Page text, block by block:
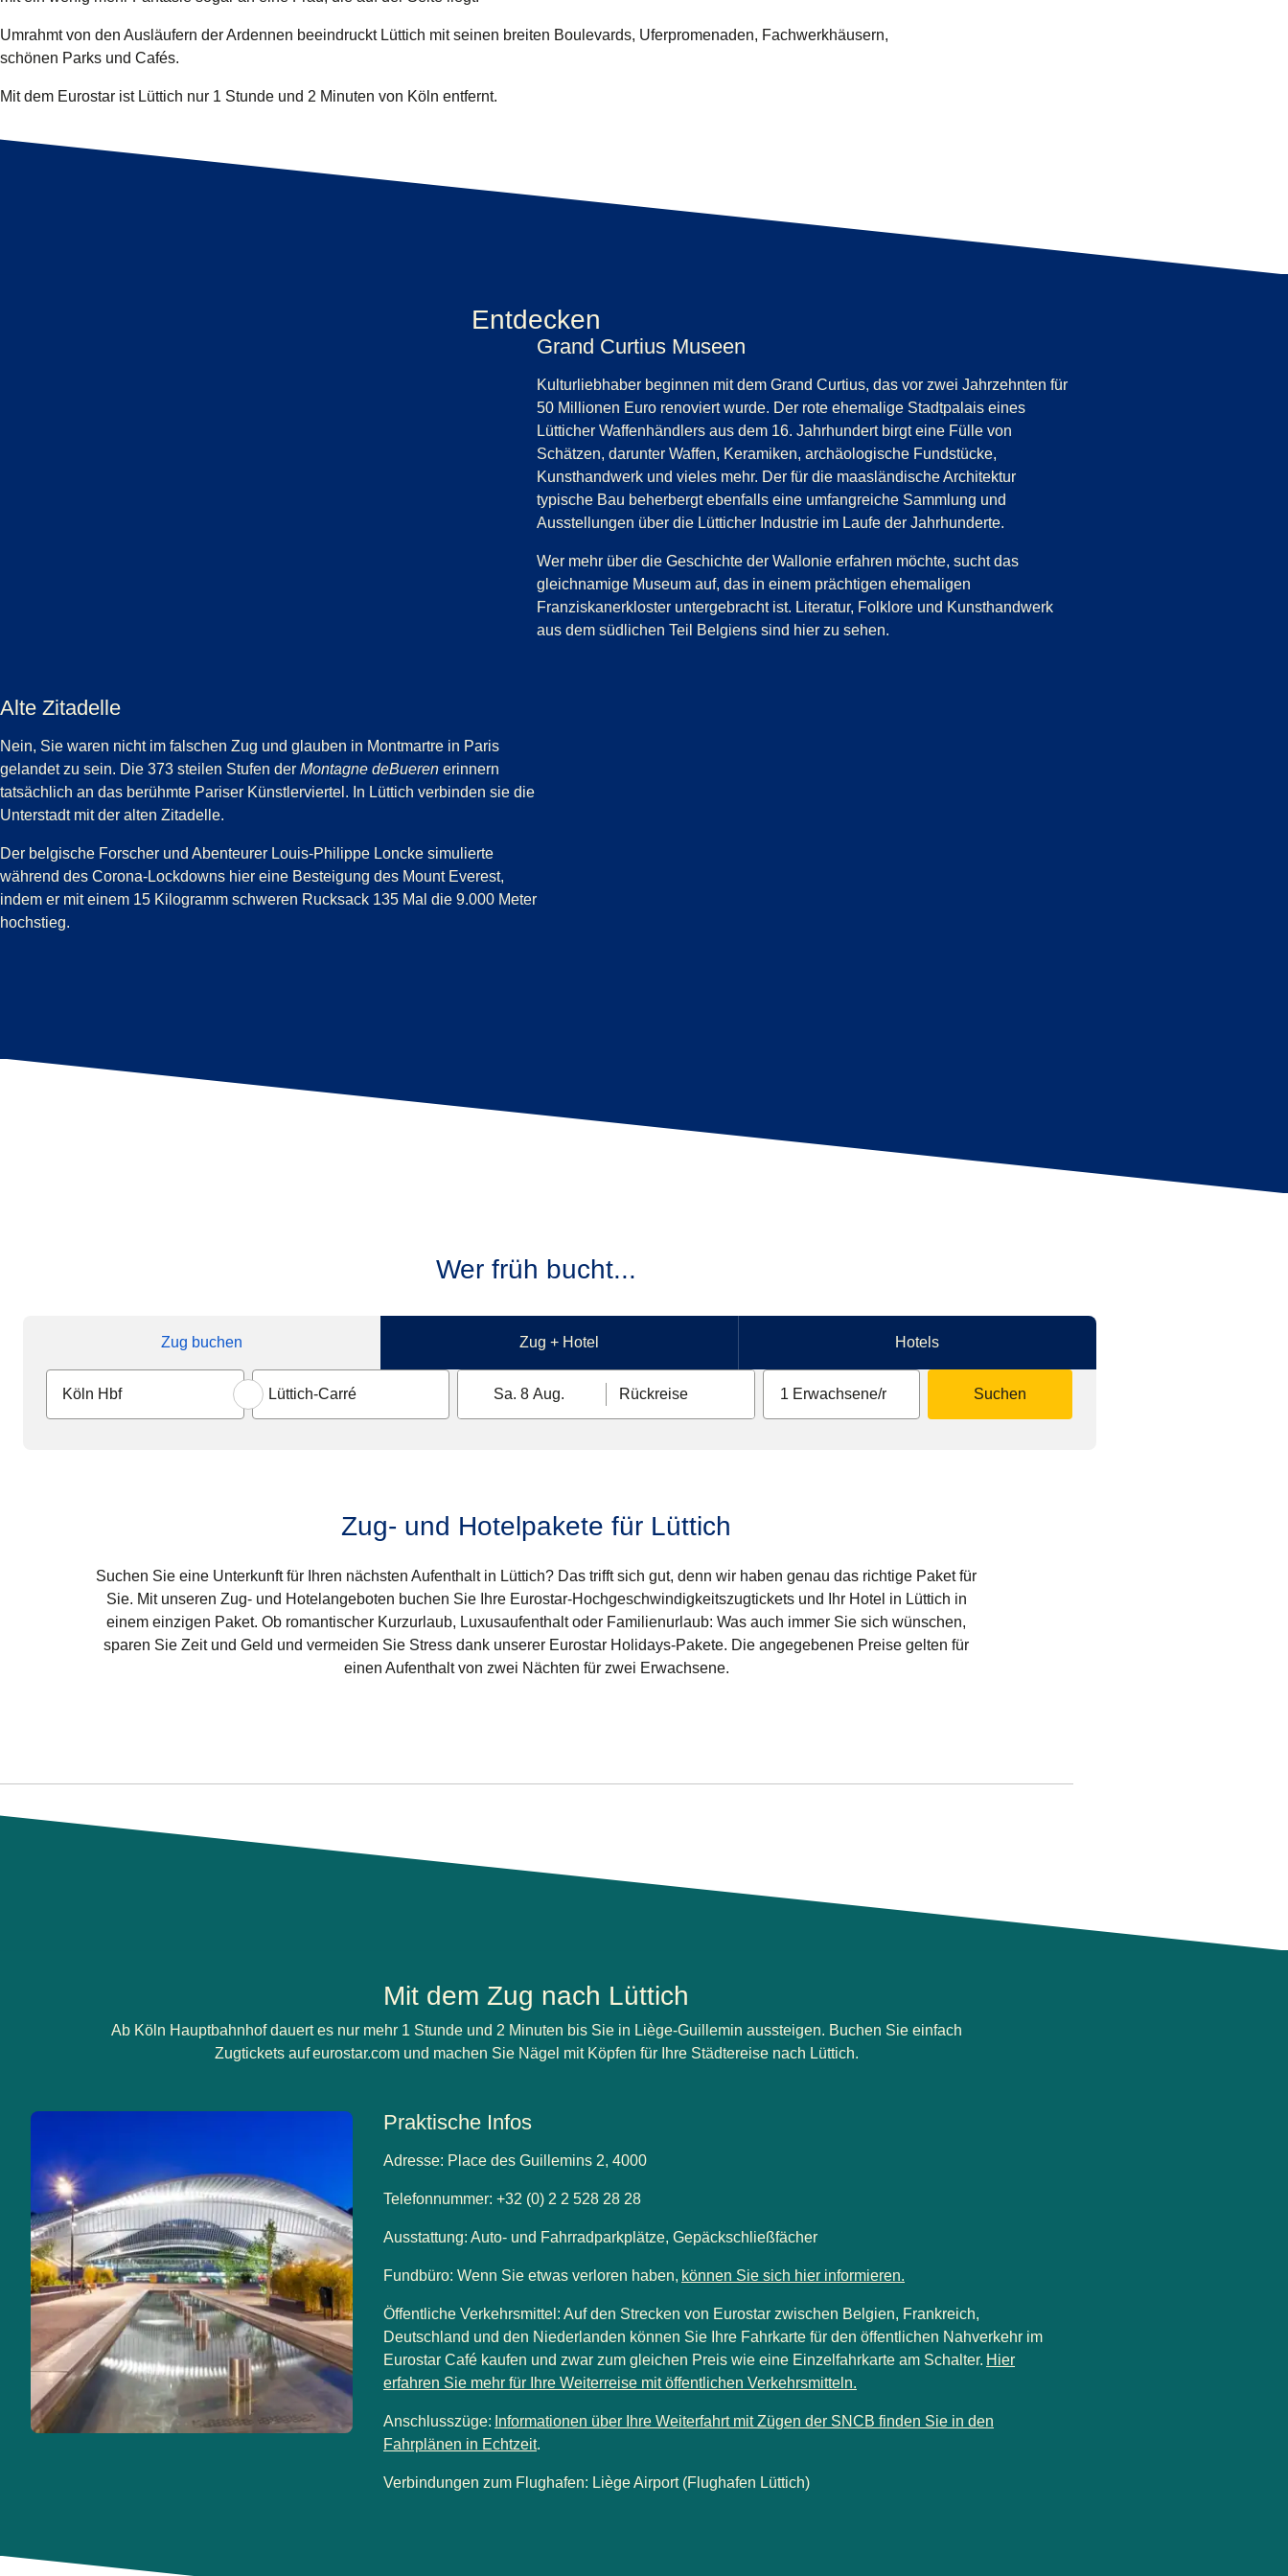
Umrahmt von den Ausläufern der Ardennen beeindruckt Lüttich mit seinen breiten Boulevards, Uferpromenaden, Fachwerkhäusern,
schönen Parks und Cafés.
Mit dem Eurostar ist Lüttich nur 1 Stunde und 2 Minuten von Köln entfernt.
Entdecken
Grand Curtius Museen
Kulturliebhaber beginnen mit dem Grand Curtius, das vor zwei Jahrzehnten für
50 Millionen Euro renoviert wurde. Der rote ehemalige Stadtpalais eines
Lütticher Waffenhändlers aus dem 16. Jahrhundert birgt eine Fülle von
Schätzen, darunter Waffen, Keramiken, archäologische Fundstücke,
Kunsthandwerk und vieles mehr. Der für die maasländische Architektur
typische Bau beherbergt ebenfalls eine umfangreiche Sammlung und
Ausstellungen über die Lütticher Industrie im Laufe der Jahrhunderte.
Wer mehr über die Geschichte der Wallonie erfahren möchte, sucht das
gleichnamige Museum auf, das in einem prächtigen ehemaligen
Franziskanerkloster untergebracht ist. Literatur, Folklore und Kunsthandwerk
aus dem südlichen Teil Belgiens sind hier zu sehen.
Alte Zitadelle
Nein, Sie waren nicht im falschen Zug und glauben in Montmartre in Paris
gelandet zu sein. Die 373 steilen Stufen der Montagne deBueren erinnern
tatsächlich an das berühmte Pariser Künstlerviertel. In Lüttich verbinden sie die
Unterstadt mit der alten Zitadelle.
Der belgische Forscher und Abenteurer Louis-Philippe Loncke simulierte
während des Corona-Lockdowns hier eine Besteigung des Mount Everest,
indem er mit einem 15 Kilogramm schweren Rucksack 135 Mal die 9.000 Meter
hochstieg.
Wer früh bucht...
Zug buchen Zug + Hotel Hotels
Sa. 8 Aug. Rückreise 1 Erwachsene/r Suchen
Zug- und Hotelpakete für Lüttich
Suchen Sie eine Unterkunft für Ihren nächsten Aufenthalt in Lüttich? Das trifft sich gut, denn wir haben genau das richtige Paket für
Sie. Mit unseren Zug- und Hotelangeboten buchen Sie Ihre Eurostar-Hochgeschwindigkeitszugtickets und Ihr Hotel in Lüttich in
einem einzigen Paket. Ob romantischer Kurzurlaub, Luxusaufenthalt oder Familienurlaub: Was auch immer Sie sich wünschen,
sparen Sie Zeit und Geld und vermeiden Sie Stress dank unserer Eurostar Holidays-Pakete. Die angegebenen Preise gelten für
einen Aufenthalt von zwei Nächten für zwei Erwachsene.
Mit dem Zug nach Lüttich
Ab Köln Hauptbahnhof dauert es nur mehr 1 Stunde und 2 Minuten bis Sie in Liège-Guillemin aussteigen. Buchen Sie einfach
Zugtickets auf eurostar.com und machen Sie Nägel mit Köpfen für Ihre Städtereise nach Lüttich.
Praktische Infos
Adresse: Place des Guillemins 2, 4000
Telefonnummer: +32 (0) 2 2 528 28 28
Ausstattung: Auto- und Fahrradparkplätze, Gepäckschließfächer
Fundbüro: Wenn Sie etwas verloren haben, können Sie sich hier informieren.
Öffentliche Verkehrsmittel : Auf den Strecken von Eurostar zwischen Belgien, Frankreich,
Deutschland und den Niederlanden können Sie Ihre Fahrkarte für den öffentlichen Nahverkehr im
Eurostar Café kaufen und zwar zum gleichen Preis wie eine Einzelfahrkarte am Schalter. Hier
erfahren Sie mehr für Ihre Weiterreise mit öffentlichen Verkehrsmitteln.
Anschlusszüge: Informationen über Ihre Weiterfahrt mit Zügen der SNCB finden Sie in den
Fahrplänen in Echtzeit(.
Verbindungen zum Flughafen: Liège Airport (Flughafen Lüttich)